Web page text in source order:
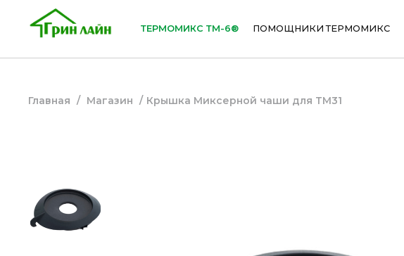
ТЕРМОМИКС ТМ-6® ПОМОЩНИКИ ТЕРМОМИКС
Главная / Магазин / Крышка Миксерной чаши для ТМ31